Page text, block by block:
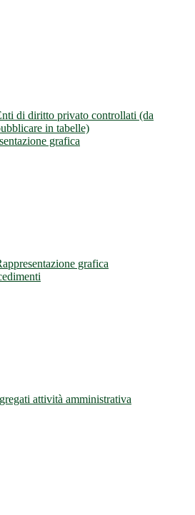
di diritto privato controllati (da
in tabelle)
grafica
grafica
attività amministrativa